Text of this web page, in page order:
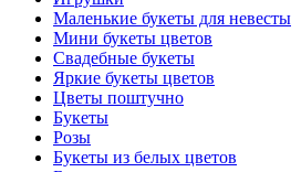
Маленькие букеты для невесты
Мини букеты цветов
Свадебные букеты
Яркие букеты цветов
Цветы поштучно
Букеты
Розы
Букеты из белых цветов